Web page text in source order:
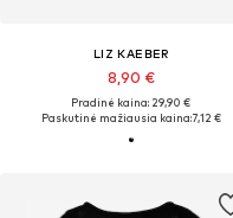
LIZ KAEBER
8,90 €
Pradinė kaina: 29,90 €
Paskutinė mažiausia kaina:7,12 €